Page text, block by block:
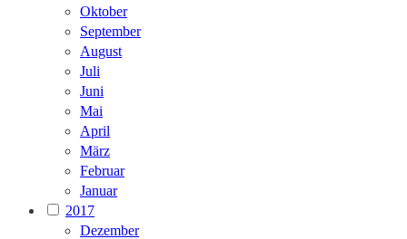
Oktober
September
August
Juli
Juni
Mai
April
März
Februar
Januar
2017
Dezember